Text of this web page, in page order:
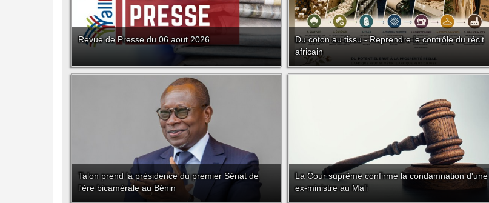
Revue de Presse du 06 aout 2026
Du coton au tissu - Reprendre le contrôle du récit
africain
Talon prend la présidence du premier Sénat de
l'ère bicamérale au Bénin
La Cour suprême confirme la condamnation d'une
ex-ministre au Mali